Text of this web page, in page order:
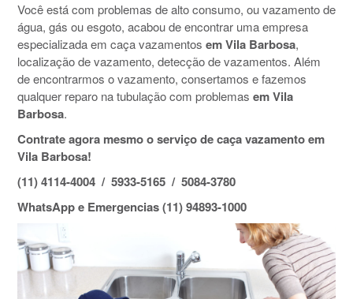
Você está com problemas de alto consumo, ou vazamento de
água, gás ou esgoto, acabou de encontrar uma empresa
especializada em caça vazamentos em Vila Barbosa,
localização de vazamento, detecção de vazamentos. Além
de encontrarmos o vazamento, consertamos e fazemos
qualquer reparo na tubulação com problemas em Vila
Barbosa.
Contrate agora mesmo o serviço de caça vazamento em
Vila Barbosa!
(11) 4114-4004 / 5933-5165 / 5084-3780
WhatsApp e Emergencias (11) 94893-1000